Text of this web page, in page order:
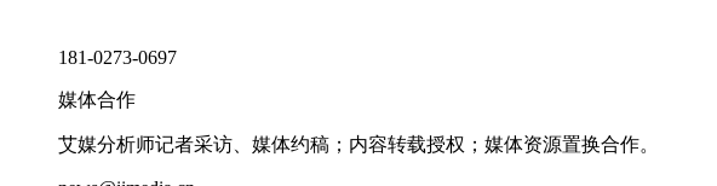
181-0273-0697
媒体合作
艾媒分析师记者采访、媒体约稿；内容转载授权；媒体资源置换合作。